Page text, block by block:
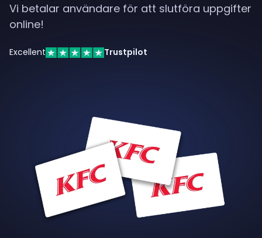
Vi betalar användare för att slutföra uppgifter
online!
Excellent Trustpilot